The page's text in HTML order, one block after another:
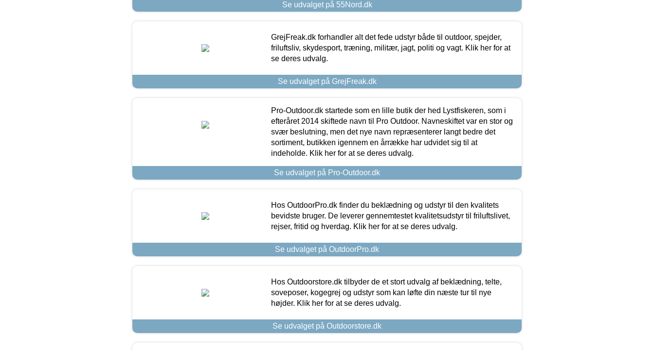
Se udvalget på 55Nord.dk
GrejFreak.dk forhandler alt det fede udstyr både til outdoor, spejder,
friluftsliv, skydesport, træning, militær, jagt, politi og vagt. Klik her for at
se deres udvalg.
Se udvalget på GrejFreak.dk
Pro-Outdoor.dk startede som en lille butik der hed Lystfiskeren, som i
efteråret 2014 skiftede navn til Pro Outdoor. Navneskiftet var en stor og
svær beslutning, men det nye navn repræsenterer langt bedre det
sortiment, butikken igennem en årrække har udvidet sig til at
indeholde. Klik her for at se deres udvalg.
Se udvalget på Pro-Outdoor.dk
Hos OutdoorPro.dk finder du beklædning og udstyr til den kvalitets
bevidste bruger. De leverer gennemtestet kvalitetsudstyr til friluftslivet,
rejser, fritid og hverdag. Klik her for at se deres udvalg.
Se udvalget på OutdoorPro.dk
Hos Outdoorstore.dk tilbyder de et stort udvalg af beklædning, telte,
soveposer, kogegrej og udstyr som kan løfte din næste tur til nye
højder. Klik her for at se deres udvalg.
Se udvalget på Outdoorstore.dk